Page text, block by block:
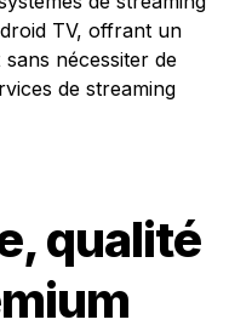
TV, offrant un
nécessiter de
de streaming
qualité